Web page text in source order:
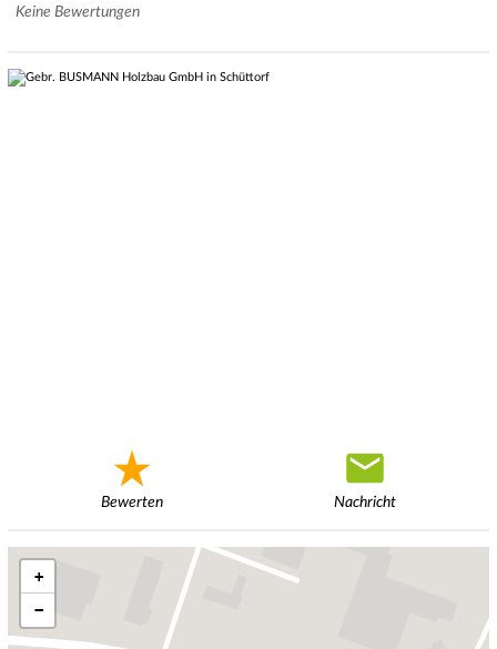
Keine Bewertungen
Bewerten Nachricht
+
−